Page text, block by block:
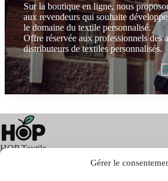
Gérer le
Sur la boutique en ligne, nous
aux revendeurs qui souhaite
le domaine du textile personnalisé.
Offre réservée aux professionnels des
distributeurs de textiles personnalisés.
HOP Textile